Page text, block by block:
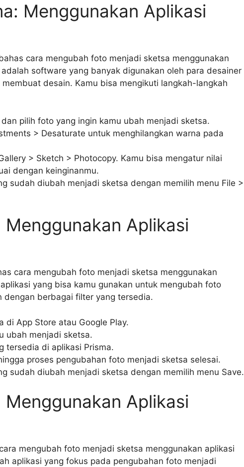
Menggunakan Aplikasi
cara mengubah foto menjadi sketsa menggunakan
software yang banyak digunakan oleh para desainer
desain. Kamu bisa mengikuti langkah-langkah
pilih foto yang ingin kamu ubah menjadi sketsa.
> Desaturate untuk menghilangkan warna pada
> Sketch > Photocopy. Kamu bisa mengatur nilai
dengan keinginanmu.
sudah diubah menjadi sketsa dengan memilih menu File >
Aplikasi
cara mengubah foto menjadi sketsa menggunakan
yang bisa kamu gunakan untuk mengubah foto
dengan berbagai filter yang tersedia.
di App Store atau Google Play.
ubah menjadi sketsa.
tersedia di aplikasi Prisma.
proses pengubahan foto menjadi sketsa selesai.
sudah diubah menjadi sketsa dengan memilih menu Save.
Aplikasi
mengubah foto menjadi sketsa menggunakan aplikasi
aplikasi yang fokus pada pengubahan foto menjadi